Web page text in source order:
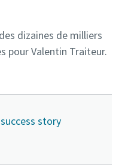
dizaines de milliers
pour Valentin Traiteur.
story